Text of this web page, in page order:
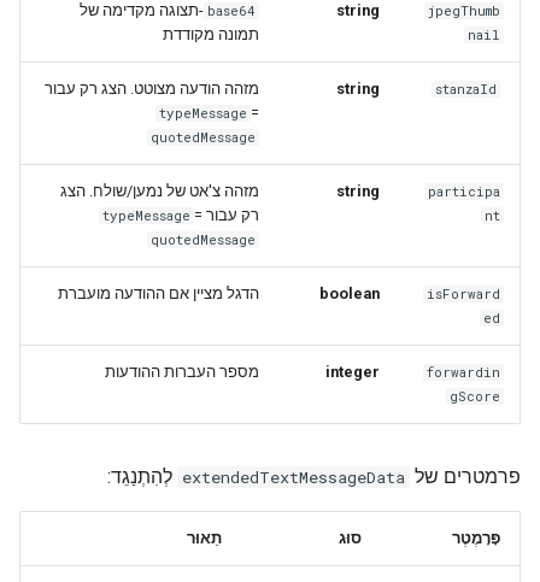
jpegThumb
nail
string
base64 -תצוגה מקדימה של
תמונה מקודדת
stanzaId
string מזהה הודעה מצוטט. הצג רק עבור
typeMessage =
quotedMessage
participa
nt
string
מזהה צ'אט של נמען/שולח. הצג
רק עבור
typeMessage =
quotedMessage
isForward
ed
boolean הדגל מציין אם ההודעה מועברת
forwardin
gScore
integer מספר העברות ההודעות
פרמטרים של extendedTextMessageData לְהִתְנַגֵד:
פָּרָמֶטֶר סוּג תֵאוּר